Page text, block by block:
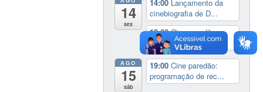
14
sex
14:00 Lançamento da
cinebiografia de D...
19:00Cine paredão:
programação de rec...
AGO
15
sáb
19:00Cine paredão:
programação de rec...